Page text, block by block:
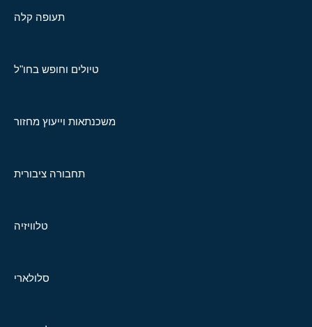
תעופה קלה
טיולים וחופש בחו"ל
משכנתאות וייעוץ מחזור
תחבורה ציבורית
טלוויזיה
סלולארי